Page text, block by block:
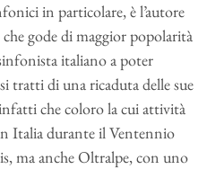
in particolare, è l’autore
gode di maggior popolarità
italiano a poter
tratti di una ricaduta delle sue
infatti che coloro la cui attività
Italia durante il Ventennio
ma anche Oltralpe, con uno